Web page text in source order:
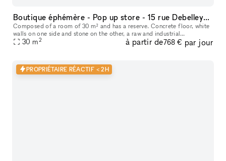
Boutique éphémère - Pop up store - 15 rue Debelleyme (Marais)
Composed of a room of 30 m² and has a reserve. Concrete floor, white
walls on one side and stone on the other, a raw and industrial
atmosphere well finished. L'aperçu du quartier • Au cœur du quarti
30 m2 à partir de768 € par jour
PROPRIÉTAIRE RÉACTIF < 2H